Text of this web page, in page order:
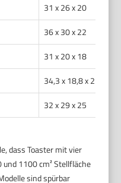
31 x 26 x 20
36 x 30 x 22
31 x 20 x 18
34,3 x 18,8 x 22
32 x 29 x 25
dass Toaster mit vier
1100 cm² Stellfläche
sind spürbar